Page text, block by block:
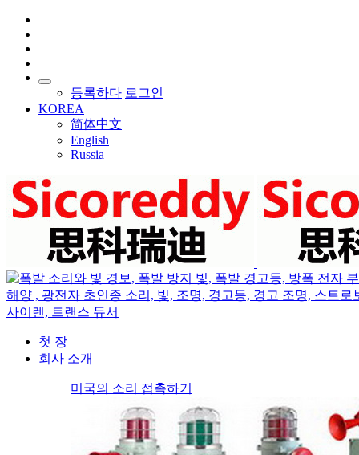
등록하다 로그인
KOREA
简体中文
English
Russia
첫 장
회사 소개
미국의 소리 접촉하기